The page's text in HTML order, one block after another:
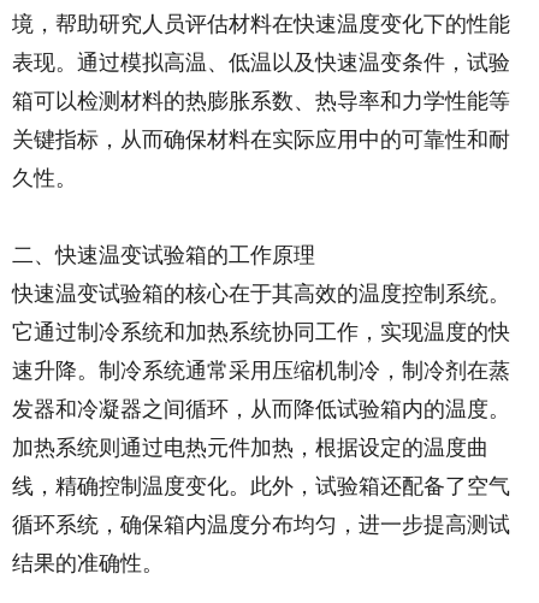
境，帮助研究人员评估材料在快速温度变化下的性能
表现。通过模拟高温、低温以及快速温变条件，试验
箱可以检测材料的热膨胀系数、热导率和力学性能等
关键指标，从而确保材料在实际应用中的可靠性和耐
久性。
二、快速温变试验箱的工作原理
快速温变试验箱的核心在于其高效的温度控制系统。
它通过制冷系统和加热系统协同工作，实现温度的快
速升降。制冷系统通常采用压缩机制冷，制冷剂在蒸
发器和冷凝器之间循环，从而降低试验箱内的温度。
加热系统则通过电热元件加热，根据设定的温度曲
线，精确控制温度变化。此外，试验箱还配备了空气
循环系统，确保箱内温度分布均匀，进一步提高测试
结果的准确性。